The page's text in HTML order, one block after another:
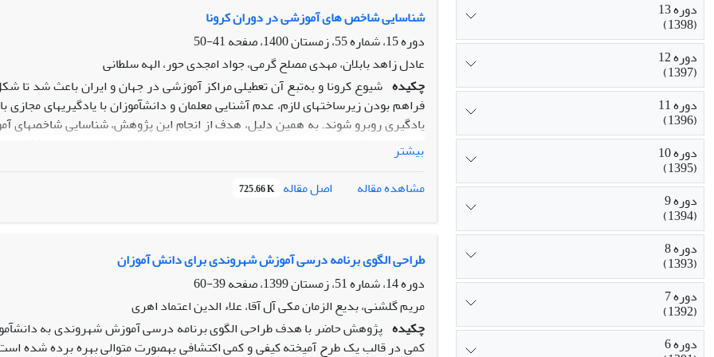
نتیجه‏گیری:یافته ‏های پژوهش حاضر توجه به ابعاد مسئولیت ‏پذیری، حقوق و وظایف،
تأیید کرد. تغییرات ایجادشده در ابعاد مختلف ویژگی اجتماعی دانش-آموزان باید
دانش‌آموزان و درنتیجه اصلاح برنامه درسی اجراشده معلمان دوره ابتدایی شود.
شناسایی شاخص ‏های آموزشی در دوران کرونا
دوره 15، شماره 55، زمستان 1400، صفحه
41-50
عادل زاهد بابلان، مهدی مصلح گرمی، جواد امجدی حور، الهه سلطانی
چکیده شیوع کرونا و به‌تبع آن تعطیلی مراکز آموزشی در جهان و ایران باعث شد تا
فراهم بودن زیرساخت‏های لازم، عدم آشنایی معلمان و دانش‏آموزان با یادگیری‏های
یادگیری روبرو شوند. به همین دلیل، هدف از انجام این پژوهش، شناسایی شاخص‏های
بحران و شیوع کرونا به تعداد 5 مورد شامل؛ «عوامل مربوط به مدرسه،
زیرساخت‏های ارتباطی در تمامی نقاط کشور اعم از روستاها و شهرها، فرهنگ‏سازی
معلمان در انجام یادگیری‏های الکترونیکی می‏تواند به آموزش در دوران بحران کمک نماید.
بیشتر
مشاهده مقاله
اصل مقاله 725.66 K
طراحی الگوی برنامه درسی آموزش شهروندی برای دانش ‏آموزان
دوره 14، شماره 51، زمستان 1399، صفحه
39-60
مریم گلشنی، بدیع الزمان مکی آل آقا، علاء الدین اعتماد اهری
چکیده
کمی در قالب یک طرح آمیخته کیفی و کمی اکتشافی به‏صورت متوالی بهره برده شده
دوره 13
(1398)
دوره 12
(1397)
دوره 11
(1396)
دوره 10
(1395)
دوره 9
(1394)
دوره 8
(1393)
دوره 7
(1392)
دوره 6